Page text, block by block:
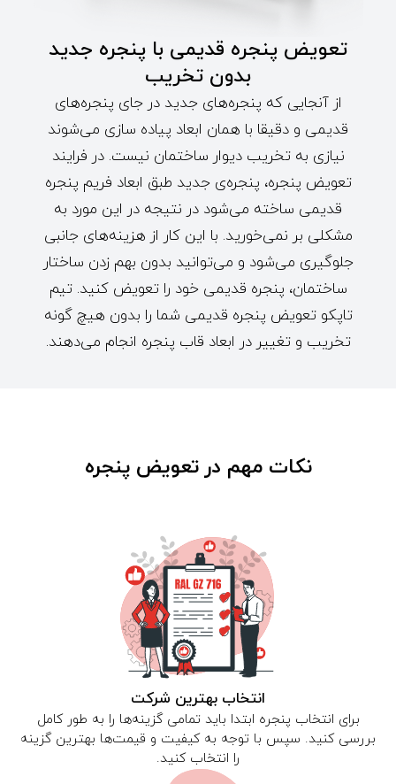
تعویض پنجره قدیمی با پنجره جدید
بدون تخریب
از آنجایی که پنجره‌های جدید در جای پنجره‌های
قدیمی و دقیقا با همان ابعاد پیاده سازی می‌شوند
نیازی به تخریب دیوار ساختمان نیست. در فرایند
تعویض پنجره، پنجره‌ی جدید طبق ابعاد فریم پنجره
قدیمی ساخته می‌شود در نتیجه در این مورد به
مشکلی بر نمی‌خورید. با این کار از هزینه‌های جانبی
جلوگیری می‌شود و می‌توانید بدون بهم زدن ساختار
ساختمان، پنجره قدیمی خود را تعویض کنید. تیم
تاپکو تعویض پنجره قدیمی شما را بدون هیچ گونه
تخریب و تغییر در ابعاد قاب پنجره انجام می‌دهند.
نکات مهم در تعویض پنجره
انتخاب بهترین شرکت
برای انتخاب پنجره ابتدا باید تمامی گزینه‌ها را به طور کامل
بررسی کنید. سپس با توجه به کیفیت و قیمت‌ها بهترین گزینه
را انتخاب کنید.